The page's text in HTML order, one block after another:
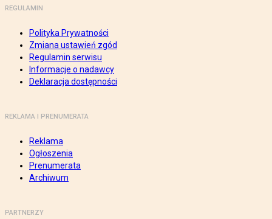
REGULAMIN
Polityka Prywatności
Zmiana ustawień zgód
Regulamin serwisu
Informacje o nadawcy
Deklaracja dostępności
REKLAMA I PRENUMERATA
Reklama
Ogłoszenia
Prenumerata
Archiwum
PARTNERZY